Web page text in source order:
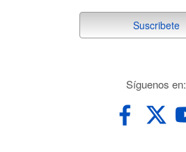
suscribete
Suscribete
Síguenos en: